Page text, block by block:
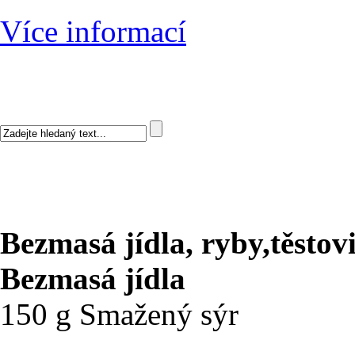
Více informací
Bezmasá jídla,
Bezmasá jídla
150 g